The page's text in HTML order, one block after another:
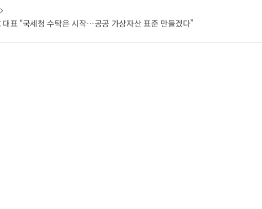
표 “국세청 수탁은 시작…공공 가상자산 표준 만들겠다”